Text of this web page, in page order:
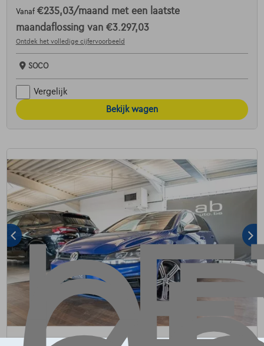
Vanaf €235,03/maand met een laatste
maandaflossing van €3.297,03
Ontdek het volledige cijfervoorbeeld
SOCO
Vergelijk
Bekijk wagen